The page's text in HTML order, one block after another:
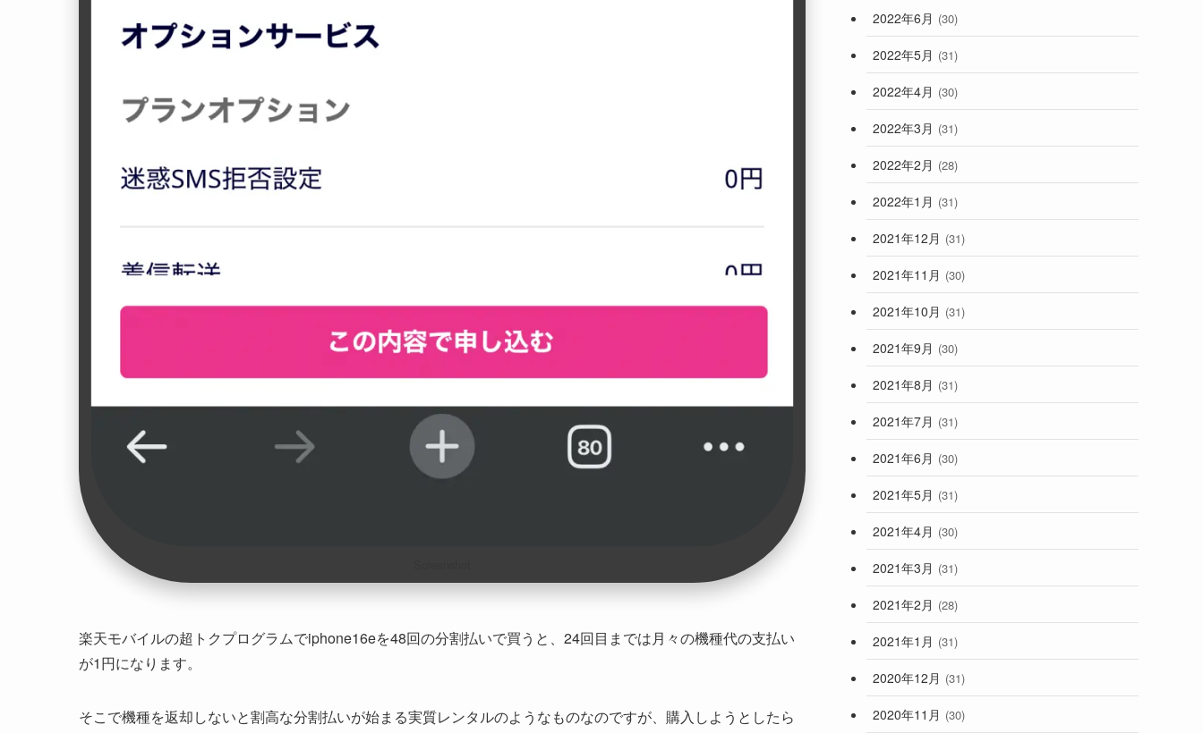
楽天モバイルの超トクプログラムでiphone16eを48回の分割払いで買うと、24回目までは月々の機種代の支払い
が1円になります。
そこで機種を返却しないと割高な分割払いが始まる実質レンタルのようなものなのですが、購入しようとしたら
2022年6月 (30)
2022年5月 (31)
2022年4月 (30)
2022年3月 (31)
2022年2月 (28)
2022年1月 (31)
2021年12月 (31)
2021年11月 (30)
2021年10月 (31)
2021年9月 (30)
2021年8月 (31)
2021年7月 (31)
2021年6月 (30)
2021年5月 (31)
2021年4月 (30)
2021年3月 (31)
2021年2月 (28)
2021年1月 (31)
2020年12月 (31)
2020年11月 (30)